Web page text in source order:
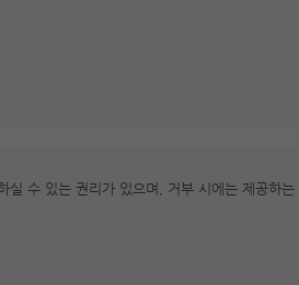
실 수 있는 권리가 있으며, 거부 시에는 제공하